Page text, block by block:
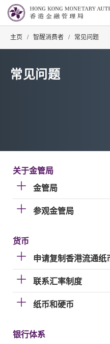
主页 / 智醒消费者 / 常见问题
常见问题
关于金管局
金管局
参观金管局
货币
申请复制香港流通纸
联系汇率制度
纸币和硬币
银行体系